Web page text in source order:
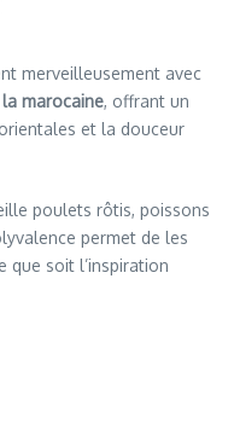
merveilleusement avec
marocaine, offrant un
et la douceur
poulets rôtis, poissons
permet de les
que soit l’inspiration